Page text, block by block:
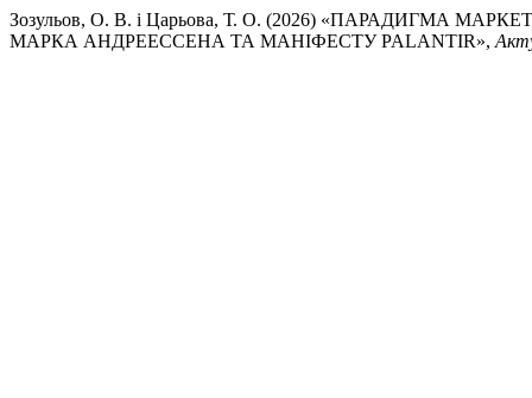
Зозульов, О. В. і Царьова, Т. О. (2026) «ПАРАДИГМА
МАРКА АНДРЕЕССЕНА ТА МАНІФЕСТУ PALANTIR»,